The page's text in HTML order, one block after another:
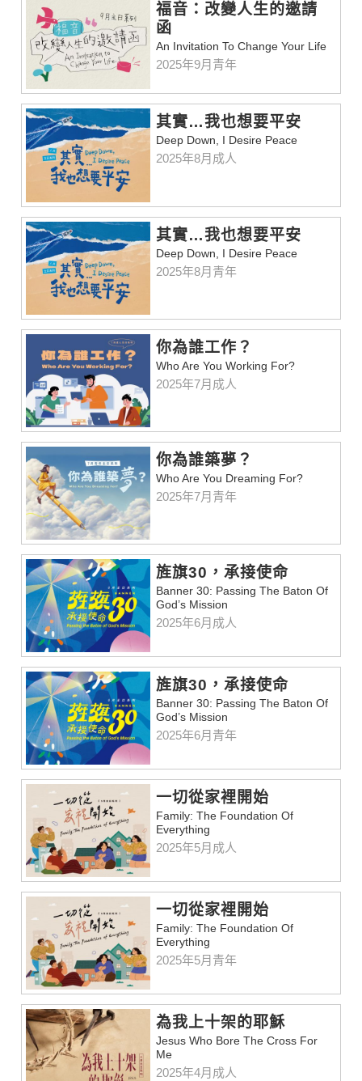
福音：改變人生的邀請
函
An Invitation To Change Your Life
2025年9月青年
其實…我也想要平安
Deep Down, I Desire Peace
2025年8月成人
其實…我也想要平安
Deep Down, I Desire Peace
2025年8月青年
你為誰工作？
Who Are You Working For?
2025年7月成人
你為誰築夢？
Who Are You Dreaming For?
2025年7月青年
旌旗30，承接使命
Banner 30: Passing The Baton Of
God’s Mission
2025年6月成人
旌旗30，承接使命
Banner 30: Passing The Baton Of
God’s Mission
2025年6月青年
一切從家裡開始
Family: The Foundation Of
Everything
2025年5月成人
一切從家裡開始
Family: The Foundation Of
Everything
2025年5月青年
為我上十架的耶穌
Jesus Who Bore The Cross For
Me
2025年4月成人